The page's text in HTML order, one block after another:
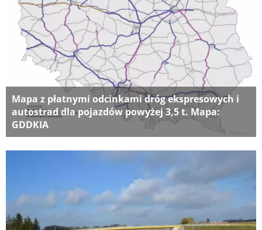
Mapa z płatnymi odcinkami dróg ekspresowych i
autostrad dla pojazdów powyżej 3,5 t. Mapa:
GDDKIA